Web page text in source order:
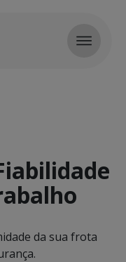
da sua frota